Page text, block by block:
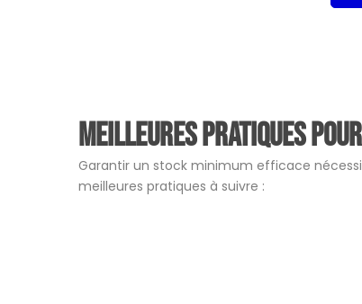
Meilleures pratiques
Garantir un stock minimum efficace
meilleures pratiques à suivre :